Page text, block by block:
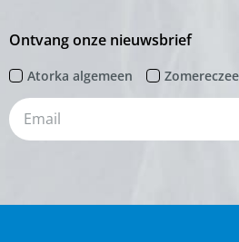
Ontvang onze nieuwsbrief
Atorka algemeen